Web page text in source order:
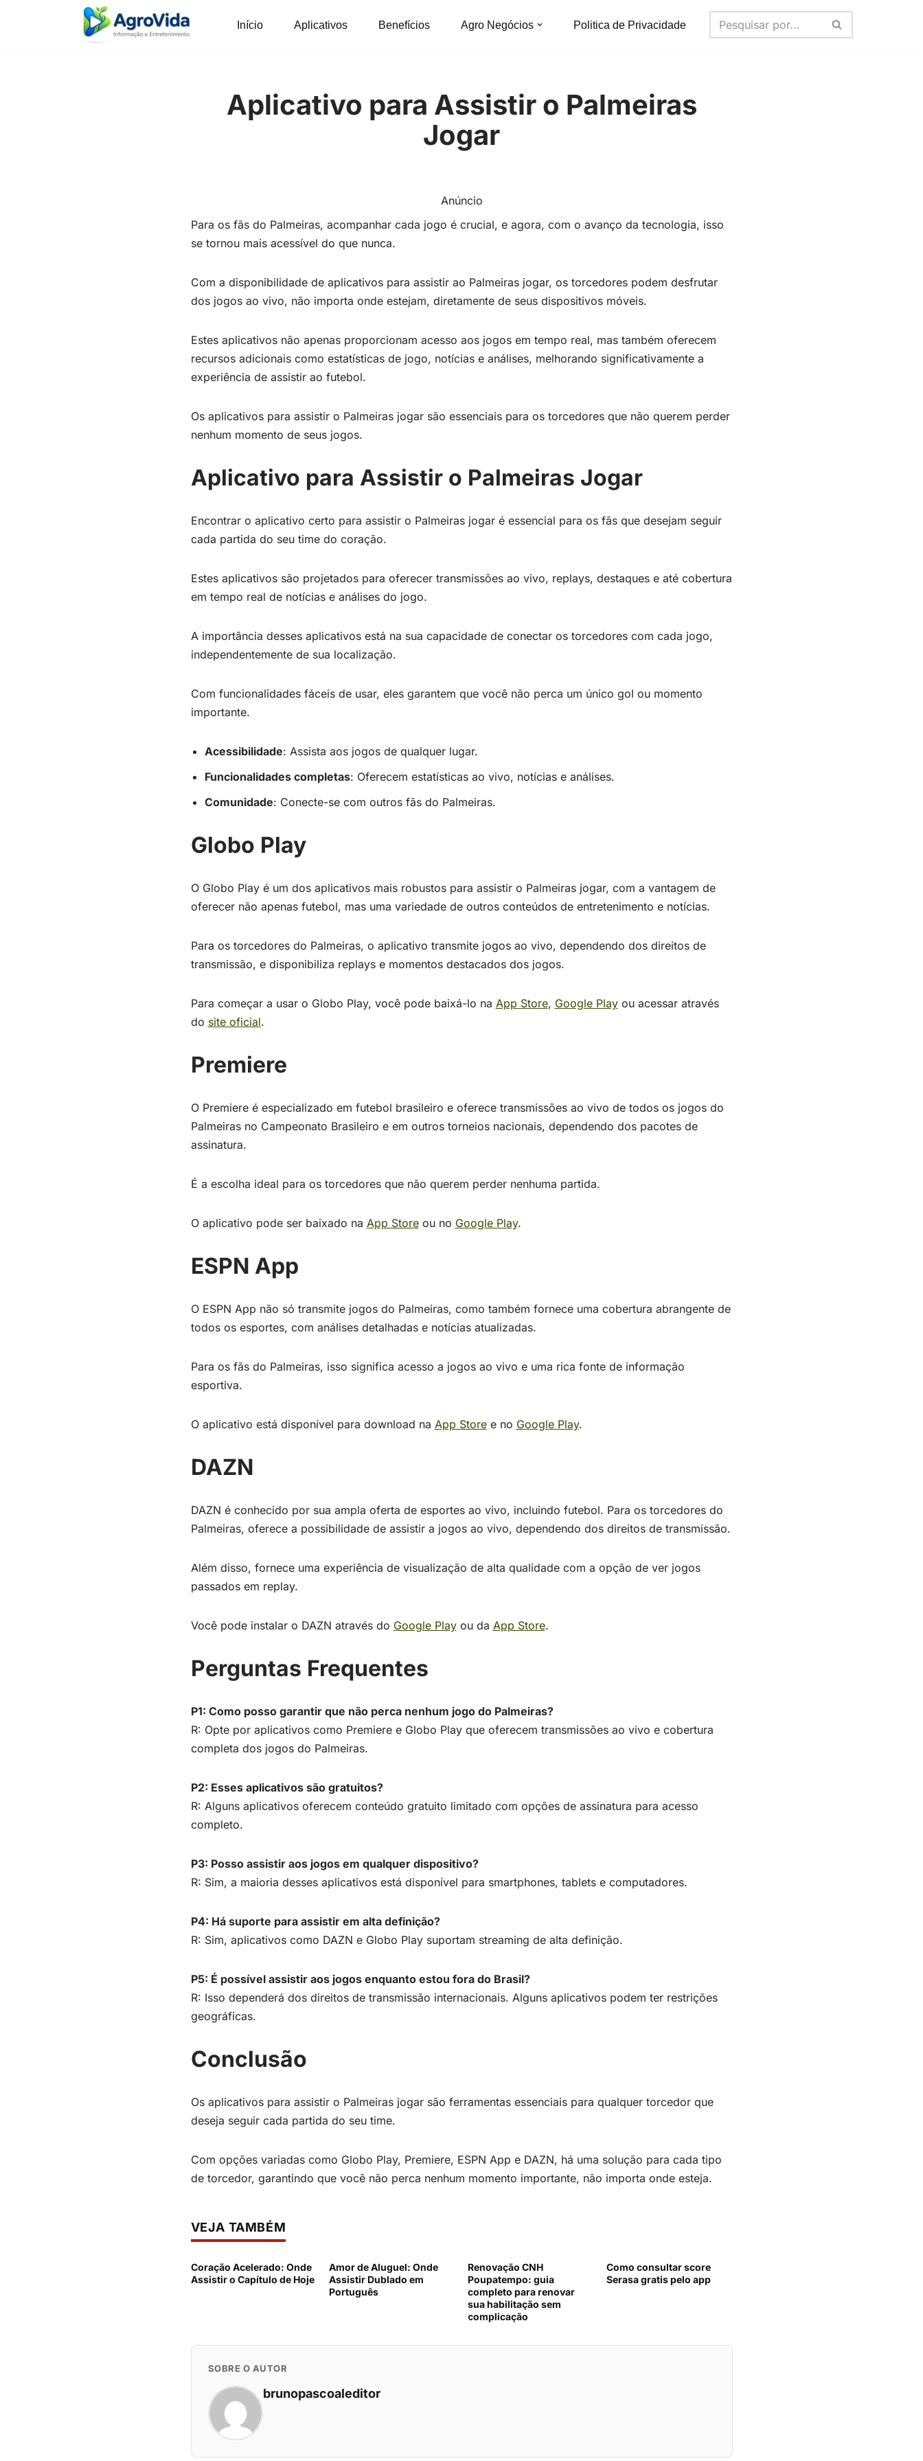
Início Aplicativos Benefícios Agro Negócios Politica de Privacidade
Aplicativo para Assistir o Palmeiras
Jogar
Anúncio
Para os fãs do Palmeiras, acompanhar cada jogo é crucial, e agora, com o avanço da tecnologia, isso
se tornou mais acessível do que nunca.
Com a disponibilidade de aplicativos para assistir ao Palmeiras jogar, os torcedores podem desfrutar
dos jogos ao vivo, não importa onde estejam, diretamente de seus dispositivos móveis.
Estes aplicativos não apenas proporcionam acesso aos jogos em tempo real, mas também oferecem
recursos adicionais como estatísticas de jogo, notícias e análises, melhorando significativamente a
experiência de assistir ao futebol.
Os aplicativos para assistir o Palmeiras jogar são essenciais para os torcedores que não querem perder
nenhum momento de seus jogos.
Aplicativo para Assistir o Palmeiras Jogar
Encontrar o aplicativo certo para assistir o Palmeiras jogar é essencial para os fãs que desejam seguir
cada partida do seu time do coração.
Estes aplicativos são projetados para oferecer transmissões ao vivo, replays, destaques e até cobertura
em tempo real de notícias e análises do jogo.
A importância desses aplicativos está na sua capacidade de conectar os torcedores com cada jogo,
independentemente de sua localização.
Com funcionalidades fáceis de usar, eles garantem que você não perca um único gol ou momento
importante.
Acessibilidade: Assista aos jogos de qualquer lugar.
Funcionalidades completas: Oferecem estatísticas ao vivo, notícias e análises.
Comunidade: Conecte-se com outros fãs do Palmeiras.
Globo Play
O Globo Play é um dos aplicativos mais robustos para assistir o Palmeiras jogar, com a vantagem de
oferecer não apenas futebol, mas uma variedade de outros conteúdos de entretenimento e notícias.
Para os torcedores do Palmeiras, o aplicativo transmite jogos ao vivo, dependendo dos direitos de
transmissão, e disponibiliza replays e momentos destacados dos jogos.
Para começar a usar o Globo Play, você pode baixá-lo na App Store, Google Playou acessar através
do site oficial.
Premiere
O Premiere é especializado em futebol brasileiro e oferece transmissões ao vivo de todos os jogos do
Palmeiras no Campeonato Brasileiro e em outros torneios nacionais, dependendo dos pacotes de
assinatura.
É a escolha ideal para os torcedores que não querem perder nenhuma partida.
O aplicativo pode ser baixado na App Storeou no Google Play.
ESPN App
O ESPN App não só transmite jogos do Palmeiras, como também fornece uma cobertura abrangente de
todos os esportes, com análises detalhadas e notícias atualizadas.
Para os fãs do Palmeiras, isso significa acesso a jogos ao vivo e uma rica fonte de informação
esportiva.
O aplicativo está disponível para download na App Storee no Google Play.
DAZN
DAZN é conhecido por sua ampla oferta de esportes ao vivo, incluindo futebol. Para os torcedores do
Palmeiras, oferece a possibilidade de assistir a jogos ao vivo, dependendo dos direitos de transmissão.
Além disso, fornece uma experiência de visualização de alta qualidade com a opção de ver jogos
passados em replay.
Você pode instalar o DAZN através do Google Playou da App Store.
Perguntas Frequentes
P1: Como posso garantir que não perca nenhum jogo do Palmeiras?
R: Opte por aplicativos como Premiere e Globo Play que oferecem transmissões ao vivo e cobertura
completa dos jogos do Palmeiras.
P2: Esses aplicativos são gratuitos?
R: Alguns aplicativos oferecem conteúdo gratuito limitado com opções de assinatura para acesso
completo.
P3: Posso assistir aos jogos em qualquer dispositivo?
R: Sim, a maioria desses aplicativos está disponível para smartphones, tablets e computadores.
P4: Há suporte para assistir em alta definição?
R: Sim, aplicativos como DAZN e Globo Play suportam streaming de alta definição.
P5: É possível assistir aos jogos enquanto estou fora do Brasil?
R: Isso dependerá dos direitos de transmissão internacionais. Alguns aplicativos podem ter restrições
geográficas.
Conclusão
Os aplicativos para assistir o Palmeiras jogar são ferramentas essenciais para qualquer torcedor que
deseja seguir cada partida do seu time.
Com opções variadas como Globo Play, Premiere, ESPN App e DAZN, há uma solução para cada tipo
de torcedor, garantindo que você não perca nenhum momento importante, não importa onde esteja.
VEJA TAMBÉM
Coração Acelerado: Onde
Assistir o Capítulo de Hoje
Amor de Aluguel: Onde
Assistir Dublado em
Português
Renovação CNH
Poupatempo: guia
completo para renovar
sua habilitação sem
complicação
Como consultar score
Serasa gratis pelo app
SOBRE O AUTOR
brunopascoaleditor